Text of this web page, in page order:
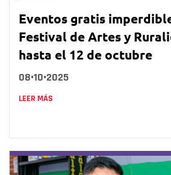
Eventos gratis
Festival de Artes y
hasta el 12 de octubre
08•10•2025
LEER MÁS